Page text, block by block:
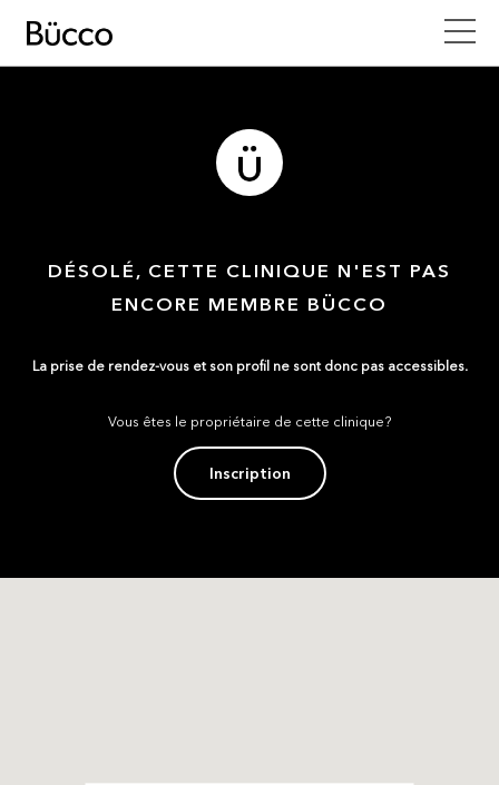
DÉSOLÉ, CETTE CLINIQUE N'EST PAS
ENCORE MEMBRE BÜCCO
La prise de rendez-vous et son profil ne sont donc pas accessibles.
Vous êtes le propriétaire de cette clinique?
Inscription